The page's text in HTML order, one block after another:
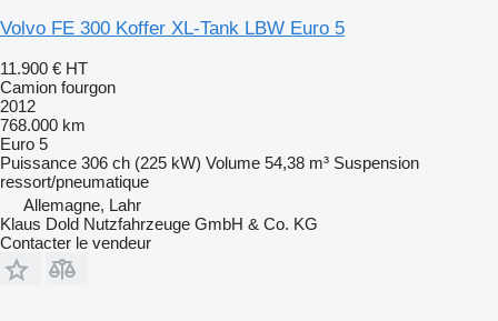
Volvo FE 300 Koffer XL-Tank LBW Euro 5
11.900 € HT
Camion fourgon
2012
768.000 km
Euro 5
Puissance 306 ch (225 kW) Volume 54,38 m³ Suspension
ressort/pneumatique
Allemagne, Lahr
Klaus Dold Nutzfahrzeuge GmbH & Co. KG
Contacter le vendeur